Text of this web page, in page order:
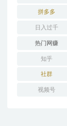
拼多多
日入过千
热门网赚
知乎
社群
视频号